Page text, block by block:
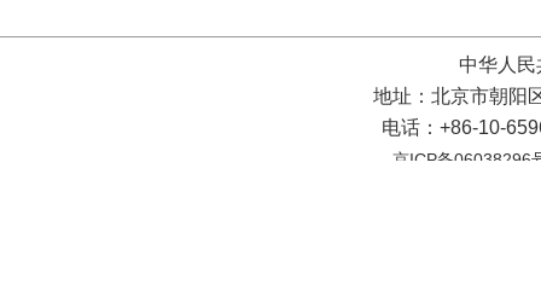
中华人
地址：北京市朝阳
电话：+86-10-
京ICP备06038296